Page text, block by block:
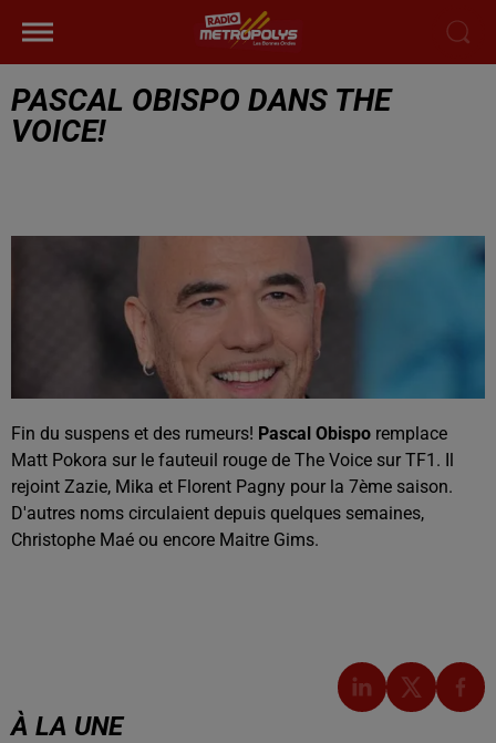
PASCAL OBISPO DANS THE
VOICE!
Fin du suspens et des rumeurs! Pascal Obispo remplace
Matt Pokora sur le fauteuil rouge de The Voice sur TF1. Il
rejoint Zazie, Mika et Florent Pagny pour la 7ème saison.
D'autres noms circulaient depuis quelques semaines,
Christophe Maé ou encore Maitre Gims.
À LA UNE